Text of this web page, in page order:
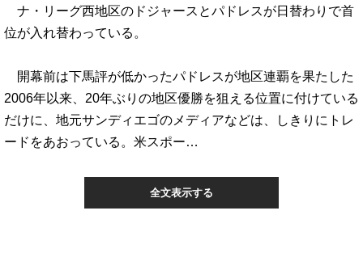
ナ・リーグ西地区のドジャースとパドレスが日替わりで首
位が入れ替わっている。
開幕前は下馬評が低かったパドレスが地区連覇を果たした
2006年以来、20年ぶりの地区優勝を狙える位置に付けている
だけに、地元サンディエゴのメディアなどは、しきりにトレ
ードをあおっている。米スポー…
全文表示する